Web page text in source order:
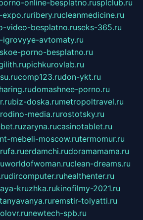
online-besplatno.rusplclub.ru
ribery.rucleanmedicine.ru
video-besplatno.ruseks-365.ru
igrovyye-avtomaty.ru
porno-besplatno.ru
pichkurovlab.ru
comp123.rudon-ykt.ru
domashnee-porno.ru
biz-doska.rumetropoltravel.ru
media.rurostotsky.ru
zaryna.rucasinotablet.ru
mebeli-moscow.rutermomur.ru
erdamchi.rudoramamama.ru
worldofwoman.ruclean-dreams.ru
dircomputer.ruhealthenter.ru
kruzhka.rukinofilmy-2021.ru
tanyavanya.ruremstir-tolyatti.ru
newtech-spb.ru